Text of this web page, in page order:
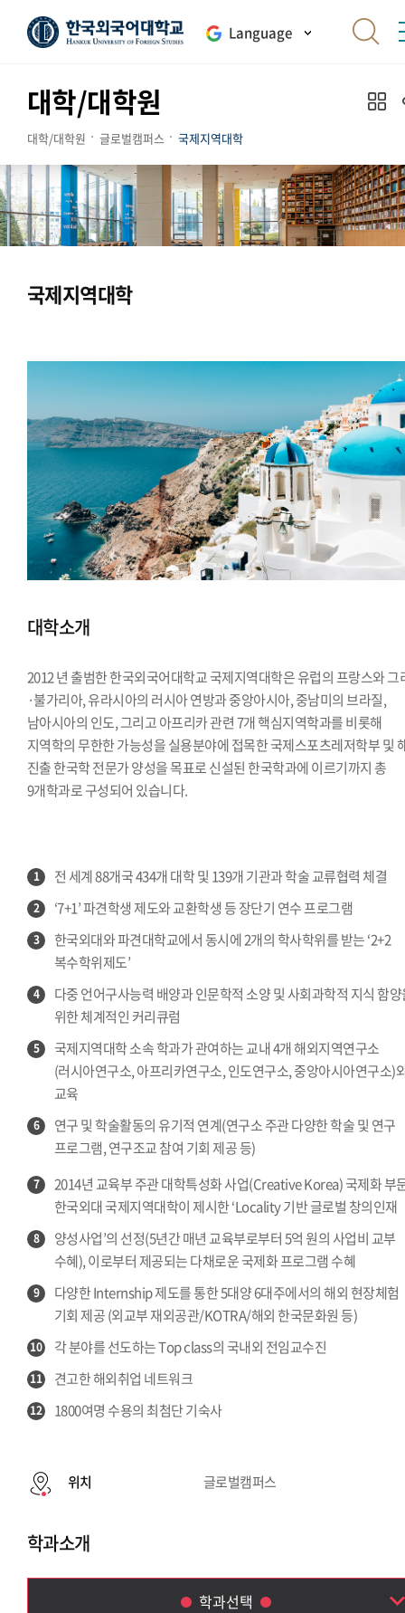
Language
대학/대학원
대학/대학원 글로벌캠퍼스 국제지역대학
국제지역대학
대학소개
2012 년 출범한 한국외국어대학교 국제지역대학은 유럽의 프랑스와 그
·불가리아, 유라시아의 러시아 연방과 중앙아시아, 중남미의 브라질,
남아시아의 인도, 그리고 아프리카 관련 7개 핵심지역학과를 비롯해
지역학의 무한한 가능성을 실용분야에 접목한 국제스포츠레저학부 및
진출 한국학 전문가 양성을 목표로 신설된 한국학과에 이르기까지 총
9개학과로 구성되어 있습니다.
1 전 세계 88개국 434개 대학 및 139개 기관과 학술 교류협력 체결
2 ‘7+1’ 파견학생 제도와 교환학생 등 장단기 연수 프로그램
3
한국외대와 파견대학교에서 동시에 2개의 학사학위를 받는 ‘2+2
복수학위제도’
4
다중 언어구사능력 배양과 인문학적 소양 및 사회과학적 지식 함
위한 체계적인 커리큐럼
5
국제지역대학 소속 학과가 관여하는 교내 4개 해외지역연구소
(러시아연구소, 아프리카연구소, 인도연구소, 중앙아시아연구소)
교육
6
연구 및 학술활동의 유기적 연계(연구소 주관 다양한 학술 및 연구
프로그램, 연구조교 참여 기회 제공 등)
7
2014년 교육부 주관 대학특성화 사업(Creative Korea) 국제화 부
한국외대 국제지역대학이 제시한 ‘Locality 기반 글로벌 창의인재
8
양성사업’의 선정(5년간 매년 교육부로부터 5억 원의 사업비 교부
수혜), 이로부터 제공되는 다채로운 국제화 프로그램 수혜
9
다양한 Internship 제도를 통한 5대양 6대주에서의 해외 현장체험
기회 제공 (외교부 재외공관/KOTRA/해외 한국문화원 등)
10 각 분야를 선도하는 Top class의 국내외 전임교수진
11 견고한 해외취업 네트워크
12 1800여명 수용의 최첨단 기숙사
위치 글로벌캠퍼스
학과소개
학과선택